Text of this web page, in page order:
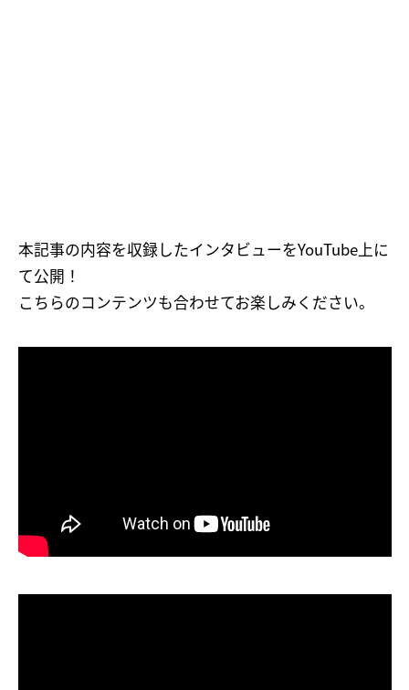
本記事の内容を収録したインタビューをYouTube上に
て公開！
こちらのコンテンツも合わせてお楽しみください。